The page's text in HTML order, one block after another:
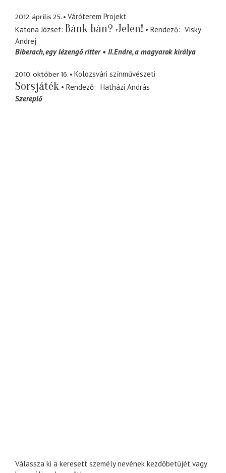
2012. április 25.
Váróterem Projekt
Katona József Bánk bán? Jelen! Rendező
Visky
Andrej
Biberach egy lézengő ritter II.Endre a magyarok királya
2010. október 16. Kolozsvári színművészeti
Sorsjáték Rendező
Hatházi András
Szereplő
Válassza ki a keresett személy nevének kezdőbetűjét vagy